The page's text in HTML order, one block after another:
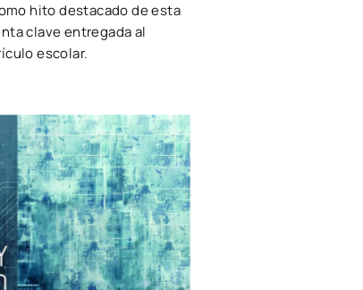
hito destacado de esta
clave entregada al
escolar.